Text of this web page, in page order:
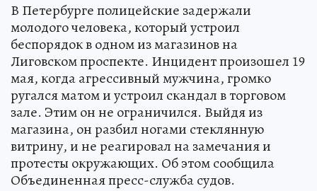
В Петербурге полицейские задержали
молодого человека, который устроил
беспорядок в одном из магазинов на
Лиговском проспекте. Инцидент произошел 19
мая, когда агрессивный мужчина, громко
ругался матом и устроил скандал в торговом
зале. Этим он не ограничился. Выйдя из
магазина, он разбил ногами стеклянную
витрину, и не реагировал на замечания и
протесты окружающих. Об этом сообщила
Объединенная пресс-служба судов.